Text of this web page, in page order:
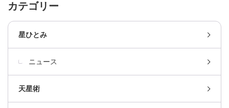
カテゴリー
星ひとみ
ニュース
天星術